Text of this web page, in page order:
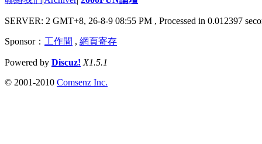
SERVER: 2 GMT+8, 26-8-9 08:55 PM , Processed in 0.012397
Sponsor： 工作間 , 網頁寄存
Powered by Discuz! X1.5.1
© 2001-2010 Comsenz Inc.